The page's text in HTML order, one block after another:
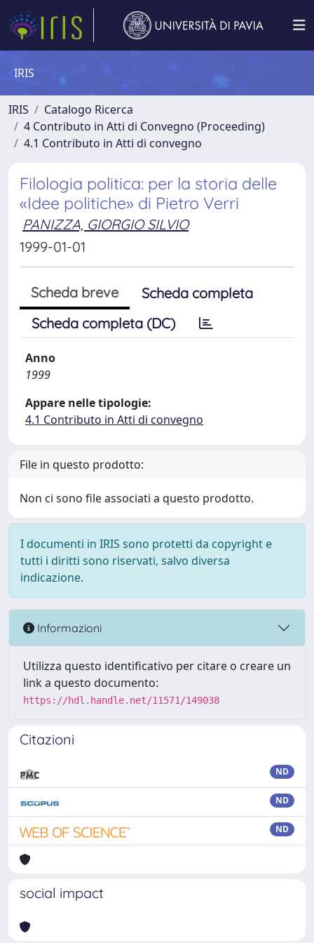
IRIS
IRIS
Catalogo Ricerca
4 Contributo in Atti di Convegno (Proceeding)
4.1 Contributo in Atti di convegno
Filologia politica: per la storia delle
«Idee politiche» di Pietro Verri
PANIZZA, GIORGIO SILVIO
1999-01-01
Scheda breve
Scheda completa
Scheda completa (DC)
Anno
1999
Appare nelle tipologie:
4.1 Contributo in Atti di convegno
File in questo prodotto:
Non ci sono file associati a questo prodotto.
I documenti in IRIS sono protetti da copyright e
tutti i diritti sono riservati, salvo diversa
indicazione.
Informazioni
Utilizza questo identificativo per citare o creare un
link a questo documento:
https://hdl.handle.net/11571/149038
Citazioni
ND
ND
ND
social impact